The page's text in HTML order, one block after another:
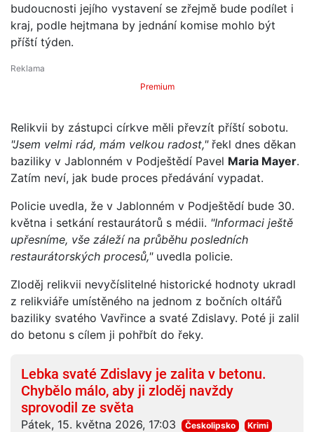
budoucnosti jejího vystavení se zřejmě bude podílet i
kraj, podle hejtmana by jednání komise mohlo být
příští týden.
Premium
Relikvii by zástupci církve měli převzít příští sobotu.
"Jsem velmi rád, mám velkou radost,"řekl dnes děkan
baziliky v Jablonném v Podještědí Pavel Maria Mayer.
Zatím neví, jak bude proces předávání vypadat.
Policie uvedla, že v Jablonném v Podještědí bude 30.
května i setkání restaurátorů s médii. "Informaci ještě
upřesníme, vše záleží na průběhu posledních
restaurátorských procesů," uvedla policie.
Zloděj relikvii nevyčíslitelné historické hodnoty ukradl
z relikviáře umístěného na jednom z bočních oltářů
baziliky svatého Vavřince a svaté Zdislavy. Poté ji zalil
do betonu s cílem ji pohřbít do řeky.
Lebka svaté Zdislavy je zalita v betonu.
Chybělo málo, aby ji zloděj navždy
sprovodil ze světa
Pátek, 15. května 2026, 17:03 Českolipsko Krimi